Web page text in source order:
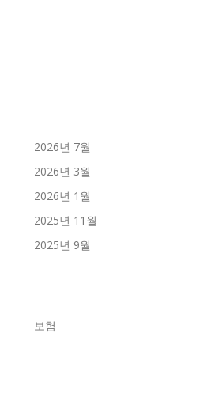
2026년 7월
2026년 3월
2026년 1월
2025년 11월
2025년 9월
보험